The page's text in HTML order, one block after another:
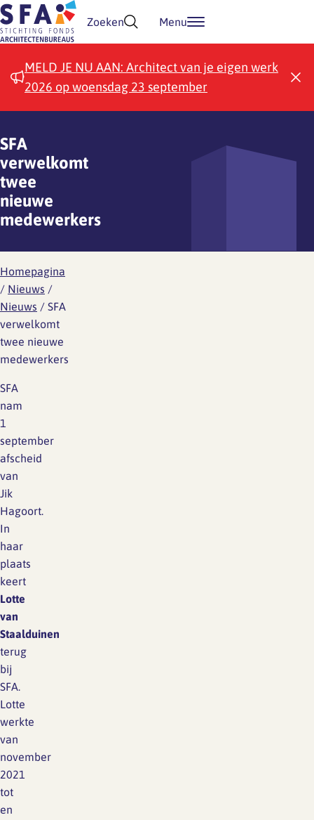
Doorgaan naar inhoud
Zoeken Menu
MELD JE NU AAN: Architect van je eigen werk
2026 op woensdag 23 september
SFA
verwelkomt
twee
nieuwe
medewerkers
Homepagina
/ Nieuws /
Nieuws / SFA
verwelkomt
twee nieuwe
medewerkers
SFA
nam
1
september
afscheid
van
Jik
Hagoort.
In
haar
plaats
keert
Lotte
van
Staalduinen
terug
bij
SFA.
Lotte
werkte
van
november
2021
tot
en